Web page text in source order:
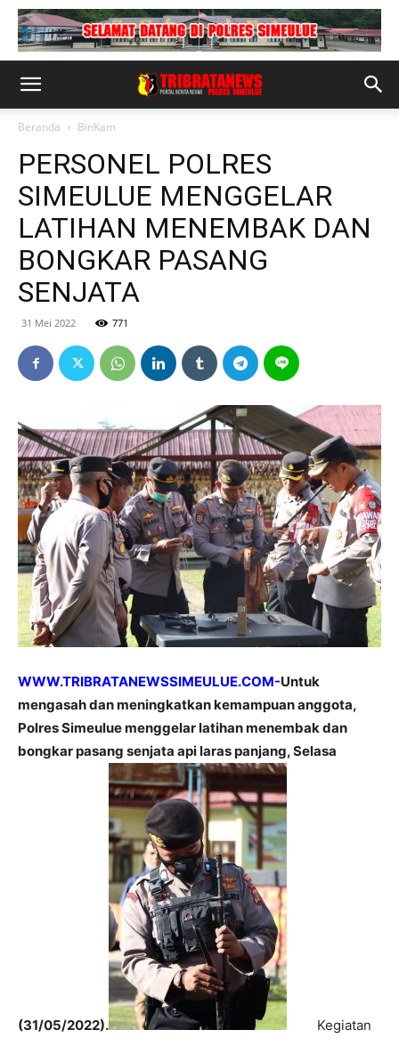
Beranda BinKam
PERSONEL POLRES
SIMEULUE MENGGELAR
LATIHAN MENEMBAK DAN
BONGKAR PASANG
SENJATA
31 Mei 2022 771
WWW.TRIBRATANEWSSIMEULUE.COM-Untuk
mengasah dan meningkatkan kemampuan anggota,
Polres Simeulue menggelar latihan menembak dan
bongkar pasang senjata api laras panjang, Selasa
(31/05/2022).
Kegiatan